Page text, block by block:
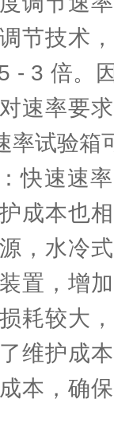
节技术
- 3 倍。
速率要
率试验箱
快速速
成本也
，水冷
置，增
耗较大
维护成
本，确